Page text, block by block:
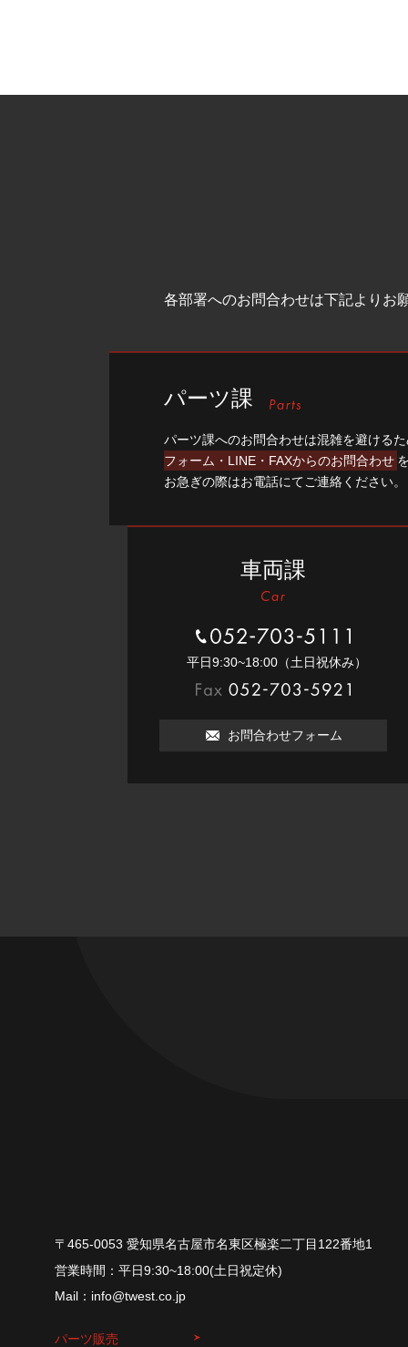
各部署へのお問合わせは下記よりお
パーツ課
パーツ課へのお問合わせは混雑を避ける
フォーム・LINE・FAXからのお問合わせ
お急ぎの際はお電話にてご連絡ください。
車両課
052-703-5111
平⽇9:30~18:00（⼟⽇祝休み）
お問合わせフォーム
〒465-0053 愛知県名古屋市名東区極楽二丁目122番地1
平⽇9:30~18:00(⼟⽇祝定休)
info@twest.co.jp
パーツ販売